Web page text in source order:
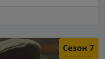
Сезон 7